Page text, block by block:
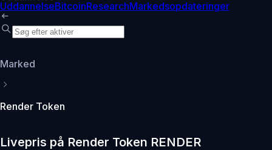
UddannelseBitcoinResearchMarkedsopdateringer
Marked
Render Token
Livepris på Render Token RENDER